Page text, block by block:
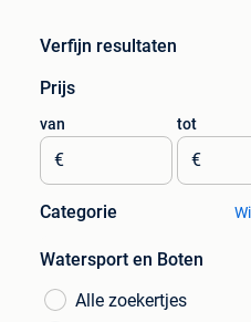
Verfijn resultaten
Prijs
van
€
tot
€
Categorie
Watersport en Boten
Alle zoekertjes